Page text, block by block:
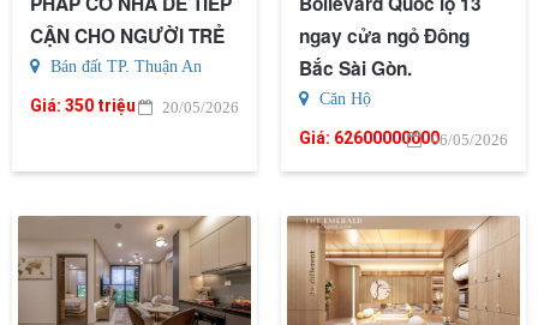
CẬN CHO NGƯỜI TRẺ
Bán đất TP. Thuận An
Giá: 350 triệu 20/05/2026
ngay cửa ngỏ Đông
Bắc Sài Gòn.
Căn Hộ
Giá: 6260000000006/05/2026